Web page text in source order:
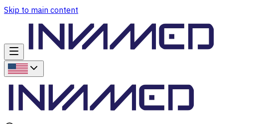
Skip to main content